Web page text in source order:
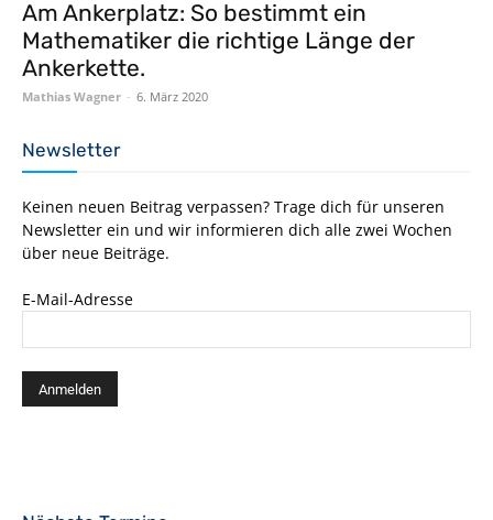
Am Ankerplatz: So bestimmt ein
Mathematiker die richtige Länge der
Ankerkette.
Mathias Wagner - 6. März 2020
Newsletter
Keinen neuen Beitrag verpassen? Trage dich für unseren
Newsletter ein und wir informieren dich alle zwei Wochen
über neue Beiträge.
E-Mail-Adresse